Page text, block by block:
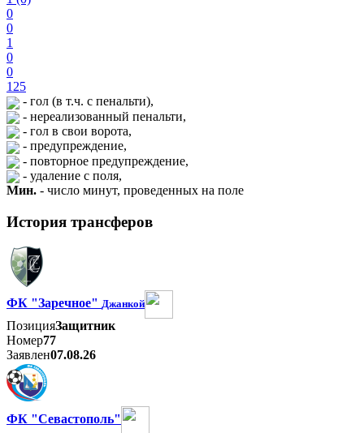
0
0
1
0
0
125
- гол (в т.ч. с пенальти),
- нереализованный пенальти,
- гол в свои ворота,
- предупреждение,
- повторное предупреждение,
- удаление с поля,
Мин. - число минут, проведенных на поле
История трансферов
ФК "Заречное" Джанкой
ПозицияЗащитник
Номер77
Заявлен07.08.26
ФК "Севастополь"